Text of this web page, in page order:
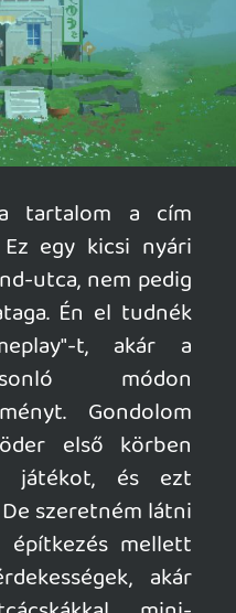
#210sq